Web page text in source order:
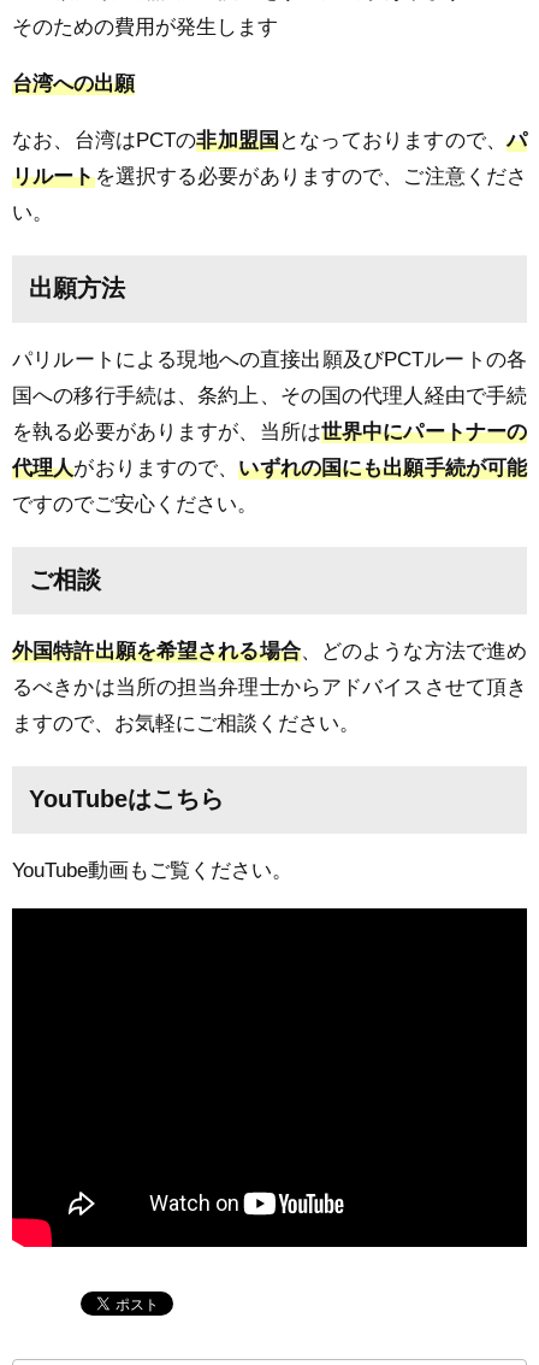
そのための費用が発生します
台湾への出願
なお、台湾はPCTの非加盟国となっておりますので、パ
リルートを選択する必要がありますので、ご注意くださ
い。
出願方法
パリルートによる現地への直接出願及びPCTルートの各
国への移行手続は、条約上、その国の代理人経由で手続
を執る必要がありますが、当所は世界中にパートナーの
代理人がおりますので、いずれの国にも出願手続が可能
ですのでご安心ください。
ご相談
外国特許出願を希望される場合、どのような方法で進め
るべきかは当所の担当弁理士からアドバイスさせて頂き
ますので、お気軽にご相談ください。
YouTubeはこちら
YouTube動画もご覧ください。